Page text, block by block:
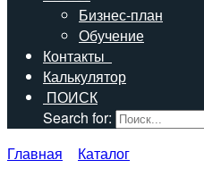
Бизнес-план
Обучение
Контакты
Калькулятор
ПОИСК
Search for:
Главная
Каталог